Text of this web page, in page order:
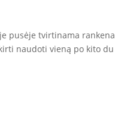
pusėje tvirtinama rankena
naudoti vieną po kito du